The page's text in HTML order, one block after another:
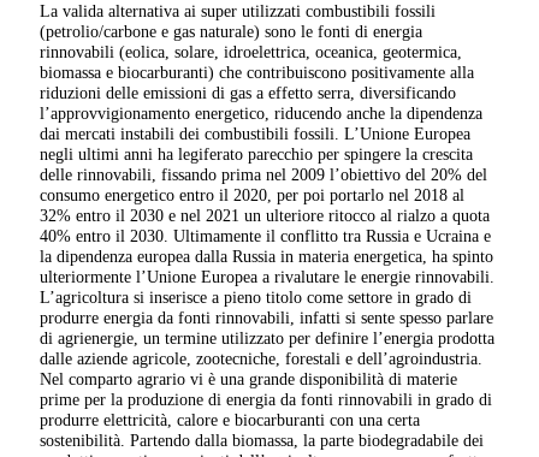
La valida alternativa ai super utilizzati combustibili fossili
(petrolio/carbone e gas naturale) sono le fonti di energia
rinnovabili (eolica, solare, idroelettrica, oceanica, geotermica,
biomassa e biocarburanti) che contribuiscono positivamente alla
riduzioni delle emissioni di gas a effetto serra, diversificando
l’approvvigionamento energetico, riducendo anche la dipendenza
dai mercati instabili dei combustibili fossili. L’Unione Europea
negli ultimi anni ha legiferato parecchio per spingere la crescita
delle rinnovabili, fissando prima nel 2009 l’obiettivo del 20% del
consumo energetico entro il 2020, per poi portarlo nel 2018 al
32% entro il 2030 e nel 2021 un ulteriore ritocco al rialzo a quota
40% entro il 2030. Ultimamente il conflitto tra Russia e Ucraina e
la dipendenza europea dalla Russia in materia energetica, ha spinto
ulteriormente l’Unione Europea a rivalutare le energie rinnovabili.
L’agricoltura si inserisce a pieno titolo come settore in grado di
produrre energia da fonti rinnovabili, infatti si sente spesso parlare
di agrienergie, un termine utilizzato per definire l’energia prodotta
dalle aziende agricole, zootecniche, forestali e dell’agroindustria.
Nel comparto agrario vi è una grande disponibilità di materie
prime per la produzione di energia da fonti rinnovabili in grado di
produrre elettricità, calore e biocarburanti con una certa
sostenibilità. Partendo dalla biomassa, la parte biodegradabile dei